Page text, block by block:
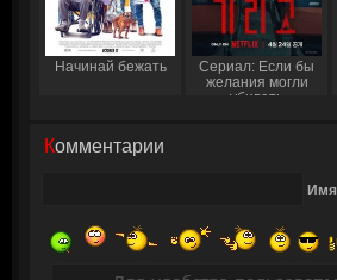
Начинай бежать
Сериал: Если бы
желания могли
убивать
Комментарии
Имя